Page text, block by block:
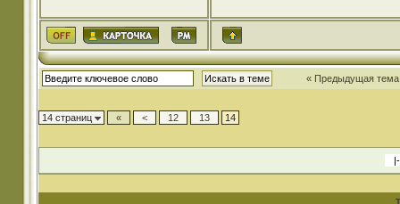
« Предыдущая тема
14 страниц « < 12 13 14